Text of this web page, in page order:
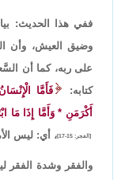
ففي هذا الحديث:
وضيق العيش، وأن
على ربه، كما أن
كتابه:
فَأَمَّا
أَكْرَمَنِ * وَأَمَّا إِذَا مَا
[الفجر: 15-17] ، أي: ليس
والفقر وشدة الفقر